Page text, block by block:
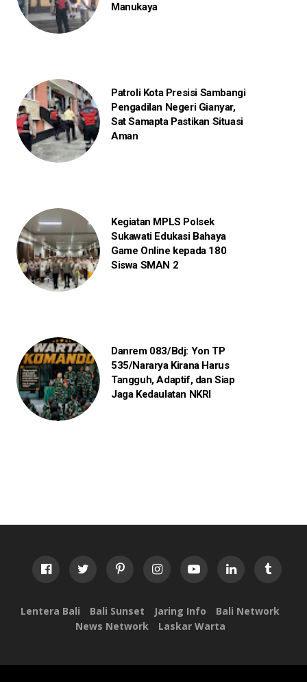
Manukaya
Patroli Kota Presisi Sambangi
Pengadilan Negeri Gianyar,
Sat Samapta Pastikan Situasi
Aman
Kegiatan MPLS Polsek
Sukawati Edukasi Bahaya
Game Online kepada 180
Siswa SMAN 2
Danrem 083/Bdj: Yon TP
535/Nararya Kirana Harus
Tangguh, Adaptif, dan Siap
Jaga Kedaulatan NKRI
Lentera Bali Bali Sunset Jaring Info
Bali Network
News Network
Laskar Warta